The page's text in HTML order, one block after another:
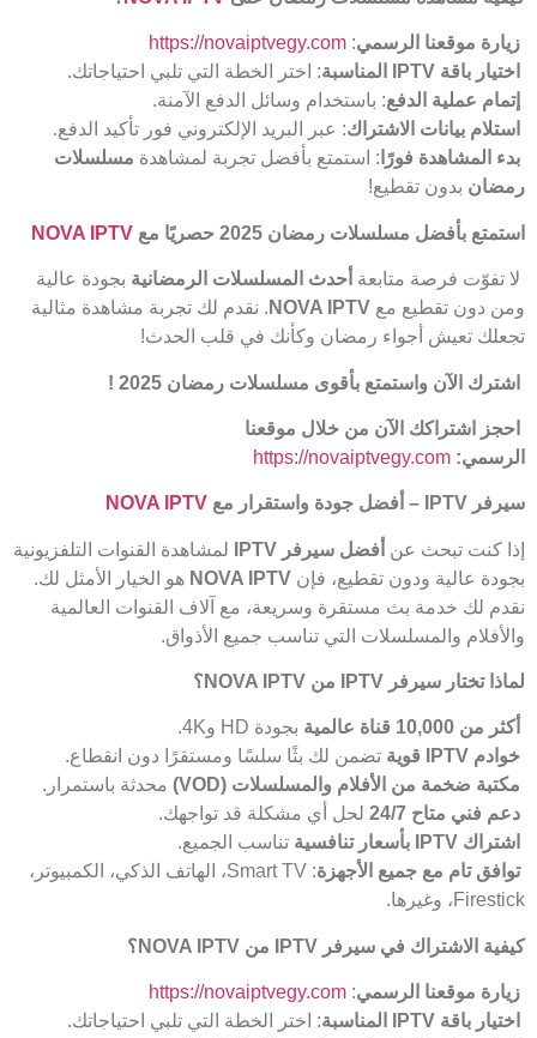
زيارة موقعنا الرسمي:
https://novaiptvegy.com
اختيار باقة
المناسبة: اختر الخطة التي تلبي احتياجاتك.
إتمام عملية الدفع: باستخدام وسائل الدفع الآمنة.
استلام بيانات الاشتراك: عبر البريد الإلكتروني فور تأكيد الدفع.
بدء المشاهدة فورًا : استمتع بأفضل تجربة لمشاهدة مسلسلات
رمضان بدون تقطيع!
استمتع بأفضل مسلسلات رمضان 2025 حصريًا مع NOVA IPTV
لا تفوّت فرصة متابعة أحدث المسلسلات الرمضانية بجودة عالية
ومن دون تقطيع مع NOVA IPTV . نقدم لك تجربة مشاهدة مثالية
تجعلك تعيش أجواء رمضان وكأنك في قلب الحدث!
اشترك الآن واستمتع بأقوى مسلسلات رمضان 2025 !
احجز اشتراكك الآن من خلال موقعنا
الرسمي:
https://novaiptvegy.com
سيرفر أفضل جودة واستقرار مع NOVA IPTV
إذا كنت تبحث عن أفضل سيرفر
لمشاهدة القنوات التلفزيونية
بجودة عالية ودون تقطيع، فإن NOVA IPTV هو الخيار الأمثل لك.
نقدم لك خدمة بث مستقرة وسريعة، مع آلاف القنوات العالمية
والأفلام والمسلسلات التي تناسب جميع الأذواق.
لماذا تختار سيرفر من NOVA IPTV ؟
أكثر من 10,000 قناة عالمية
بجودة HD و4K.
خوادم
قوية تضمن لك بثًا سلسًا ومستقرًا دون انقطاع.
مكتبة ضخمة من الأفلام والمسلسلات (VOD)
محدثة باستمرار.
دعم فني متاح 24/7
لحل أي مشكلة قد تواجهك.
اشتراك
بأسعار تنافسية تناسب الجميع.
توافق تام مع جميع الأجهزة
: Smart TV، الهاتف الذكي، الكمبيوتر،
Firestick، وغيرها.
كيفية الاشتراك في سيرفر من NOVA IPTV ؟
زيارة موقعنا الرسمي:
https://novaiptvegy.com
اختيار باقة
المناسبة: اختر الخطة التي تلبي احتياجاتك.